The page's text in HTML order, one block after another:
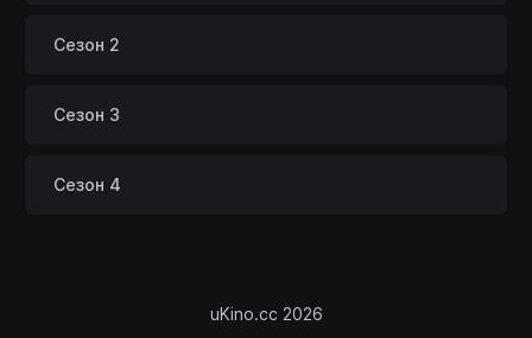
Сезон 2
Сезон 3
Сезон 4
uKino.cc 2026